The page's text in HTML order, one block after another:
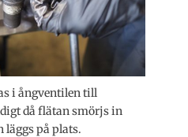
i ångventilen till
då flätan smörjs in
läggs på plats.